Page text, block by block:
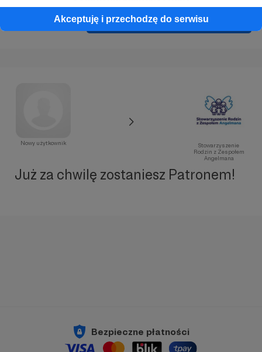
Akceptuję i przechodzę do serwisu
Cofnij Zarejestruj się i przejdź dalej
Nowy użytkownik
Stowarzyszenie
Rodzin z Zespołem
Angelmana
Już za chwilę zostaniesz Patronem!
Bezpieczne płatności